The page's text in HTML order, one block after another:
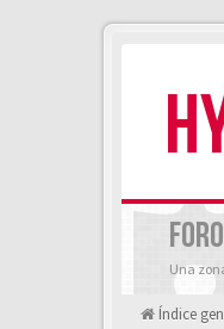
Una
Índice